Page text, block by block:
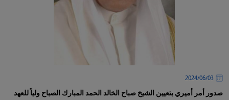
03‏/06‏/2024
صدور أمر أميري بتعيين الشيخ صباح الخالد الحمد المبارك الصباح ولياً للعهد